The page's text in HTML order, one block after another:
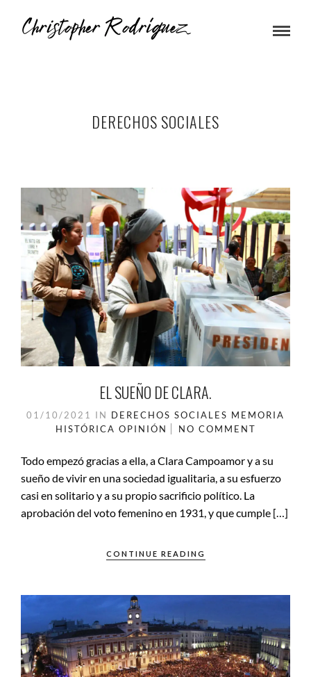
DERECHOS SOCIALES
EL SUEÑO DE CLARA.
01/10/2021 IN DERECHOS SOCIALES MEMORIA
HISTÓRICA OPINIÓN NO COMMENT
Todo empezó gracias a ella, a Clara Campoamor y a su
sueño de vivir en una sociedad igualitaria, a su esfuerzo
casi en solitario y a su propio sacrificio político. La
aprobación del voto femenino en 1931, y que cumple […]
CONTINUE READING